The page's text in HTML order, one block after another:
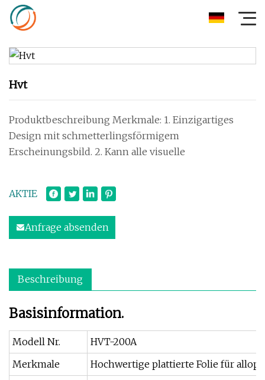
Hvt
Produktbeschreibung Merkmale: 1. Einzigartiges
Design mit schmetterlingsförmigem
Erscheinungsbild. 2. Kann alle visuelle
AKTIE
Anfrage absenden
Beschreibung
Basisinformation.
Modell Nr.
HVT-200A
Merkmale
Hochwertige plattierte Folie für